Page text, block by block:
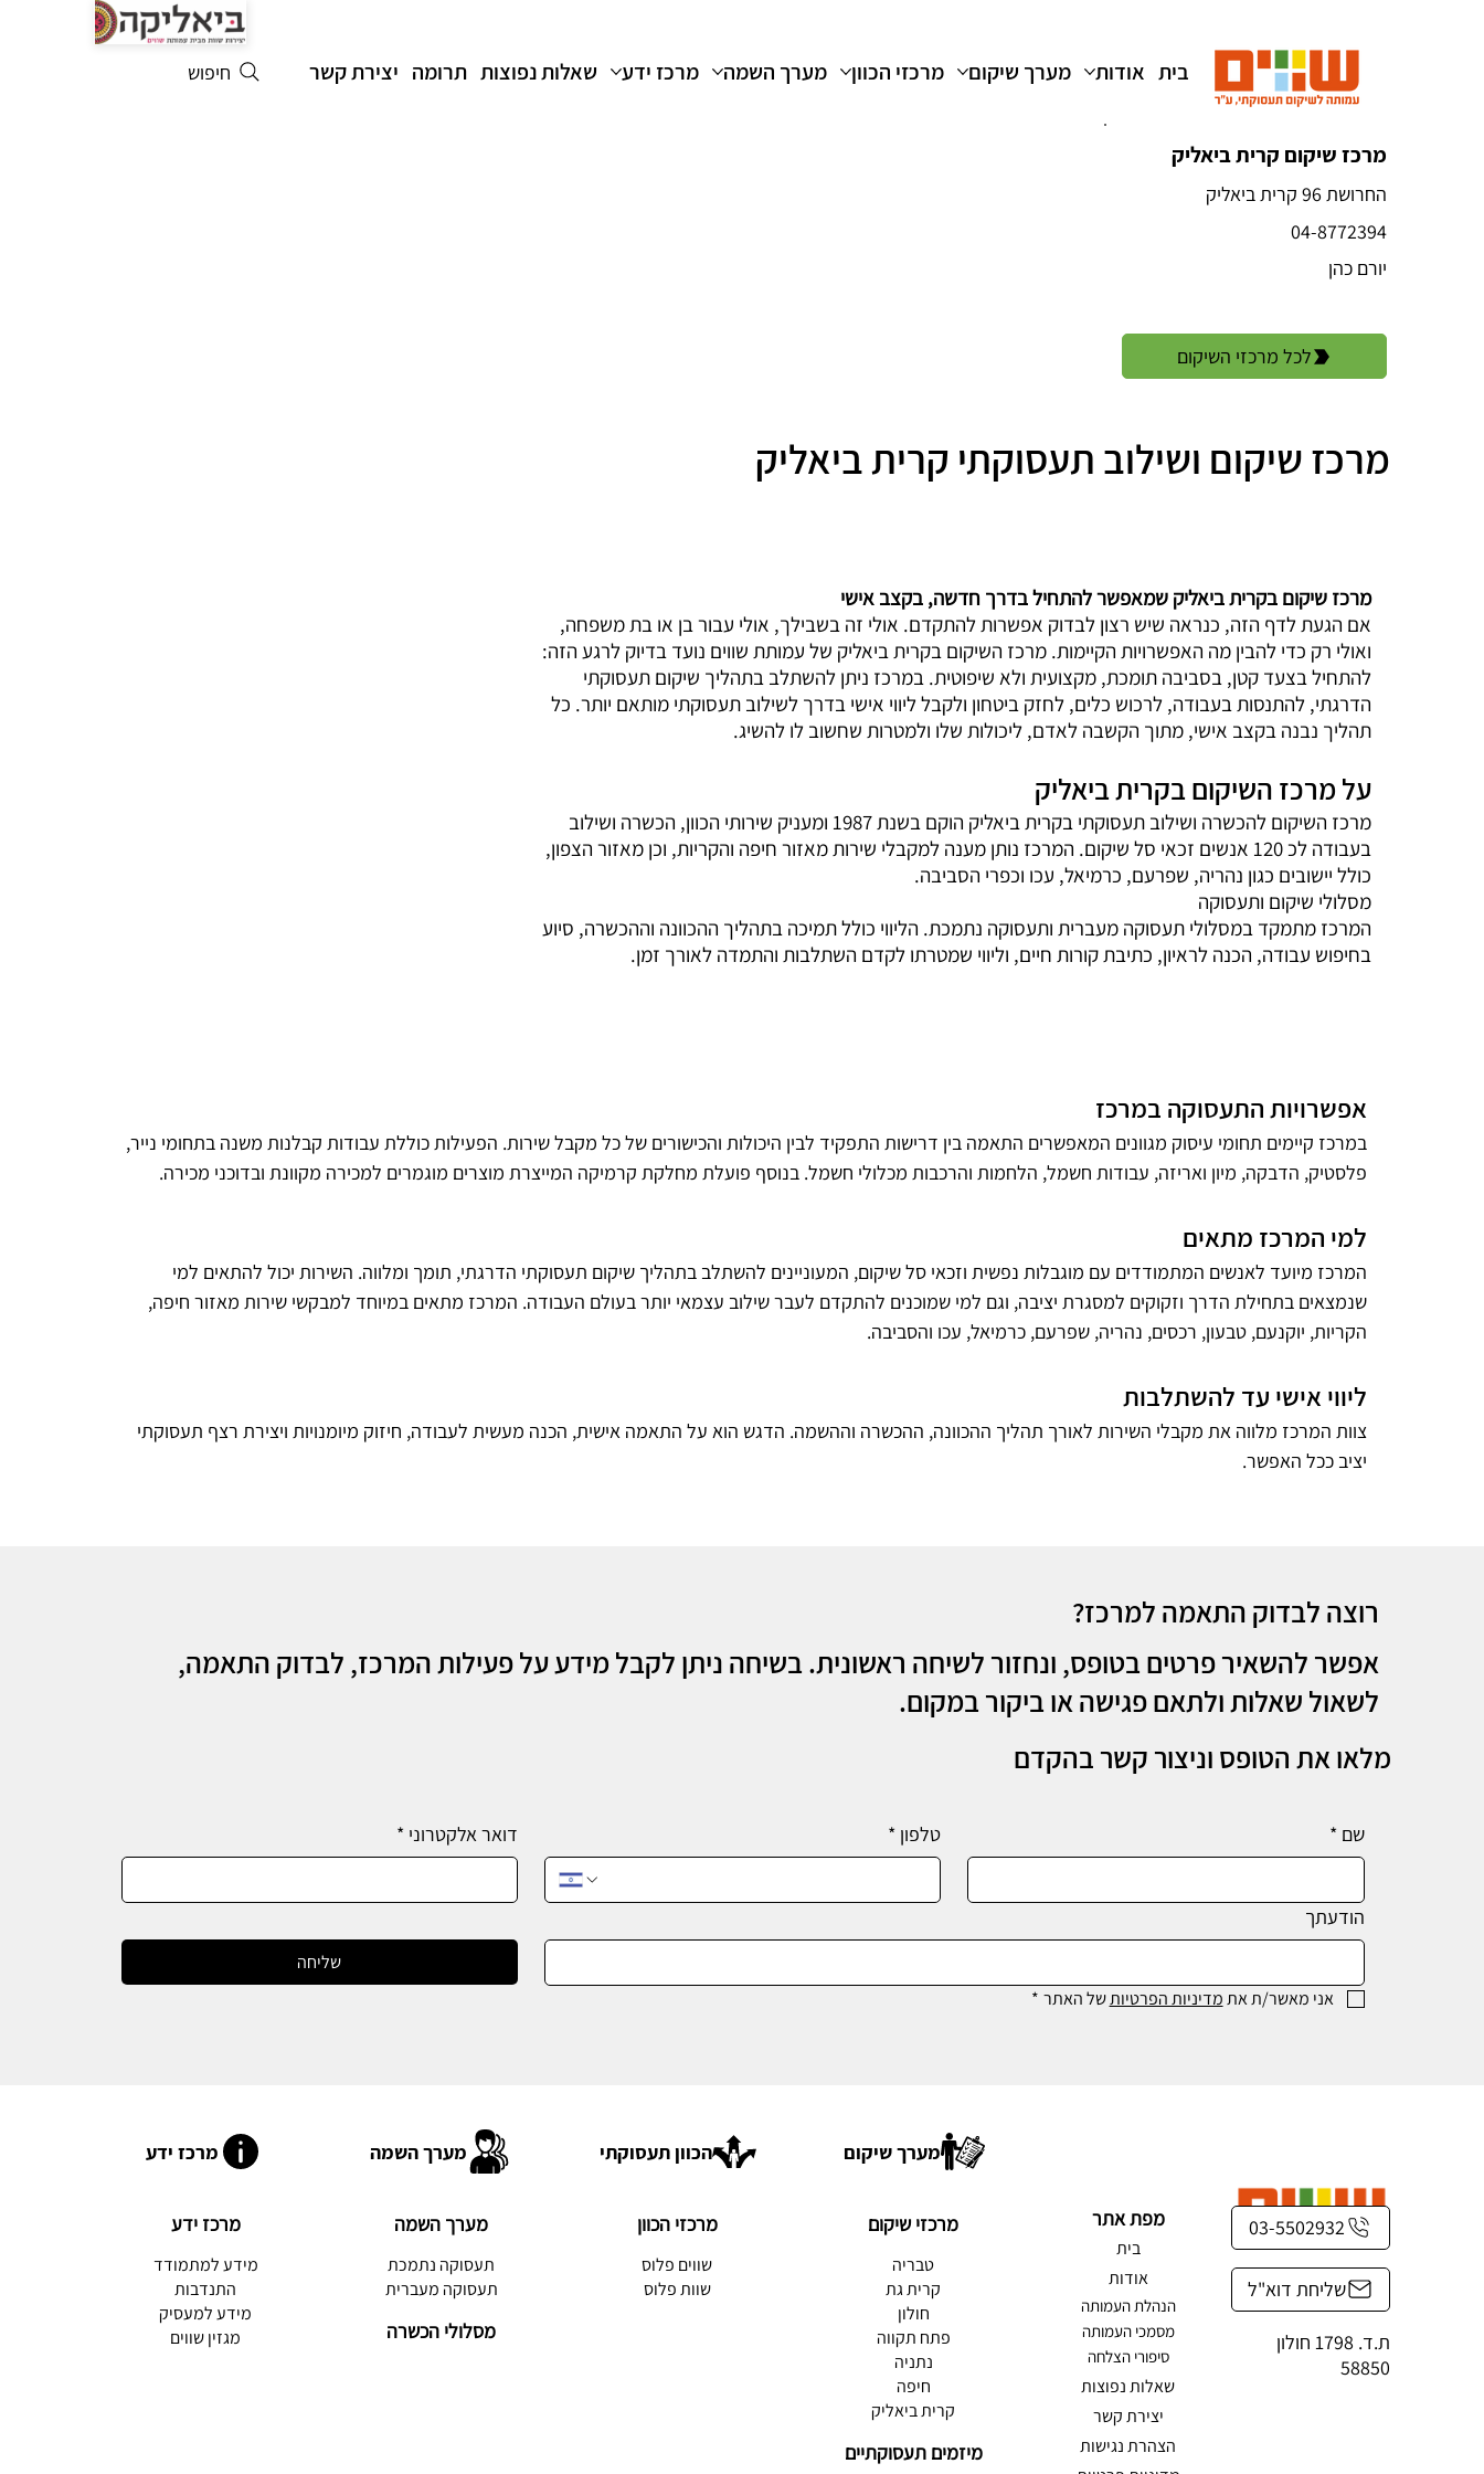
חיפוש בית אודות מערך שיקום מרכזי הכוון מערך השמה מרכז ידע שאלות נפוצות תרומה יצירת קשר
מרכז שיקום קרית ביאליק
החרושת 96 קרית ביאליק
04-8772394
יורם כהן
לכל מרכזי השיקום
מרכז שיקום ושילוב תעסוקתי קרית ביאליק
מרכז שיקום בקרית ביאליק שמאפשר להתחיל בדרך חדשה, בקצב אישי
אם הגעת לדף הזה, כנראה שיש רצון לבדוק אפשרות להתקדם. אולי זה בשבילך, אולי עבור בן או בת משפחה,
ואולי רק כדי להבין מה האפשרויות הקיימות. מרכז השיקום בקרית ביאליק של עמותת שווים נועד בדיוק לרגע הזה:
להתחיל בצעד קטן, בסביבה תומכת, מקצועית ולא שיפוטית. במרכז ניתן להשתלב בתהליך שיקום תעסוקתי
הדרגתי, להתנסות בעבודה, לרכוש כלים, לחזק ביטחון ולקבל ליווי אישי בדרך לשילוב תעסוקתי מותאם יותר. כל
תהליך נבנה בקצב אישי, מתוך הקשבה לאדם, ליכולות שלו ולמטרות שחשוב לו להשיג.
על מרכז השיקום בקרית ביאליק
מרכז השיקום להכשרה ושילוב תעסוקתי בקרית ביאליק הוקם בשנת 1987 ומעניק שירותי הכוון, הכשרה ושילוב
בעבודה לכ 120 אנשים זכאי סל שיקום. המרכז נותן מענה למקבלי שירות מאזור חיפה והקריות, וכן מאזור הצפון,
כולל יישובים כגון נהריה, שפרעם, כרמיאל, עכו וכפרי הסביבה.
מסלולי שיקום ותעסוקה
המרכז מתמקד במסלולי תעסוקה מעברית ותעסוקה נתמכת. הליווי כולל תמיכה בתהליך ההכוונה וההכשרה, סיוע
בחיפוש עבודה, הכנה לראיון, כתיבת קורות חיים, וליווי שמטרתו לקדם השתלבות והתמדה לאורך זמן.
אפשרויות התעסוקה במרכז
במרכז קיימים תחומי עיסוק מגוונים המאפשרים התאמה בין דרישות התפקיד לבין היכולות והכישורים של כל מקבל שירות. הפעילות כוללת עבודות קבלנות משנה בתחומי נייר,
פלסטיק, הדבקה, מיון ואריזה, עבודות חשמל, הלחמות והרכבות מכלולי חשמל. בנוסף פועלת מחלקת קרמיקה המייצרת מוצרים מוגמרים למכירה מקוונת ובדוכני מכירה.
למי המרכז מתאים
המרכז מיועד לאנשים המתמודדים עם מוגבלות נפשית וזכאי סל שיקום, המעוניינים להשתלב בתהליך שיקום תעסוקתי הדרגתי, תומך ומלווה. השירות יכול להתאים למי
שנמצאים בתחילת הדרך וזקוקים למסגרת יציבה, וגם למי שמוכנים להתקדם לעבר שילוב עצמאי יותר בעולם העבודה. המרכז מתאים במיוחד למבקשי שירות מאזור חיפה,
הקריות, יוקנעם, טבעון, רכסים, נהריה, שפרעם, כרמיאל, עכו והסביבה.
ליווי אישי עד להשתלבות
צוות המרכז מלווה את מקבלי השירות לאורך תהליך ההכוונה, ההכשרה וההשמה. הדגש הוא על התאמה אישית, הכנה מעשית לעבודה, חיזוק מיומנויות ויצירת רצף תעסוקתי
יציב ככל האפשר.
רוצה לבדוק התאמה למרכז?
אפשר להשאיר פרטים בטופס, ונחזור לשיחה ראשונית. בשיחה ניתן לקבל מידע על פעילות המרכז, לבדוק התאמה,
לשאול שאלות ולתאם פגישה או ביקור במקום.
מלאו את הטופס וניצור קשר בהקדם
שם * טלפון * דואר אלקטרוני *
הודעתך
שליחה
אני מאשר/ת את מדיניות הפרטיות של האתר *
מערך השמה הכוון תעסוקתי מרכז ידע מערך שיקום
מערך השמה
תעסוקה נתמכת
תעסוקה מעברית
מסלולי הכשרה
מרכזי הכוון
שווים פלוס
שוות פלוס
מרכזי שיקום
טבריה
קרית גת
חולון
פתח תקווה
נתניה
חיפה
קרית ביאליק
מיזמים תעסוקתיים
מרכז ידע
מידע למתמודד
התנדבות
מידע למעסיק
מגזין שווים
03-5502932
שליחת דוא"ל
ת.ד. 1798 חולון
58850
מפת אתר
בית
אודות
הנהלת העמותה
מסמכי העמותה
סיפורי הצלחה
שאלות נפוצות
יצירת קשר
הצהרת נגישות